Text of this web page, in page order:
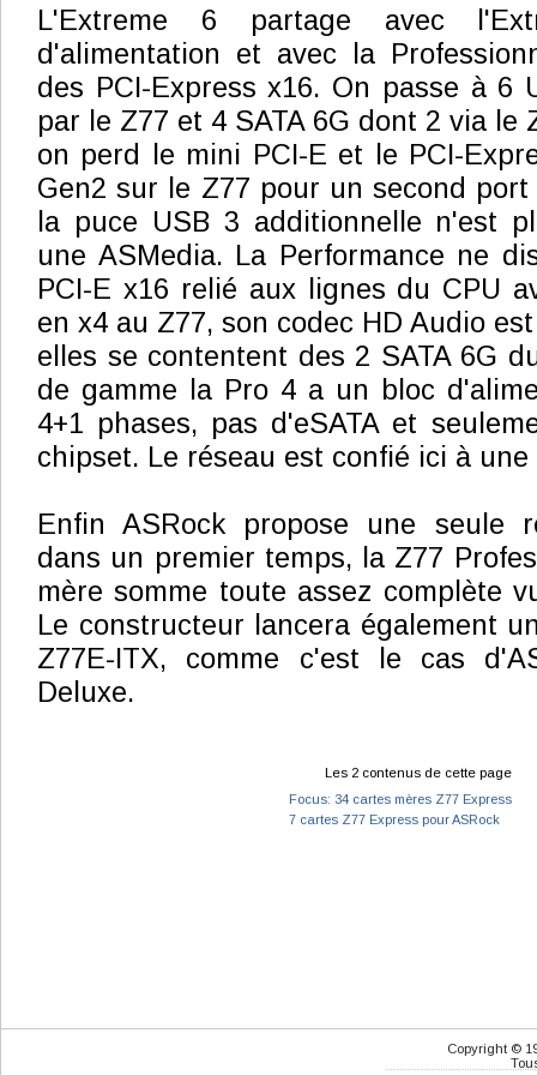
L'Extreme 6 partage avec
d'alimentation et avec la
des PCI-Express x16. On passe à 6
par le Z77 et 4 SATA 6G dont 2 via le
on perd le mini PCI-E et le PCI-
Gen2 sur le Z77 pour un second
la puce USB 3 additionnelle n'est
une ASMedia. La Performance ne
PCI-E x16 relié aux lignes du CPU
en x4 au Z77, son codec HD Audio
elles se contentent des 2 SATA 6G
de gamme la Pro 4 a un bloc
4+1 phases, pas d'eSATA et
chipset. Le réseau est confié ici à
Enfin ASRock propose une seule
dans un premier temps, la Z77
mère somme toute assez complète
Le constructeur lancera également
Z77E-ITX, comme c'est le cas
Deluxe.
Les 2 contenus de cette page
Focus: 34 cartes mères Z77 Express
7 cartes Z77 Express pour ASRock
Copyright ©